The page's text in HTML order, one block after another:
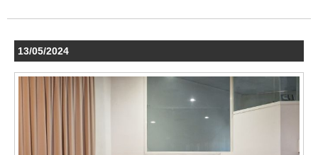
13/05/2024